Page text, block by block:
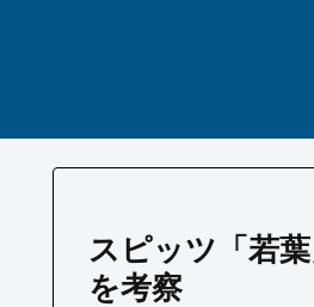
スピッツ「若
を考察